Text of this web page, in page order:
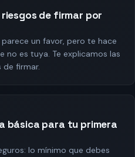
de firmar por
un favor, pero te hace
no es tuya. Te explicamos las
de firmar.
básica para tu primera
lo mínimo que debes